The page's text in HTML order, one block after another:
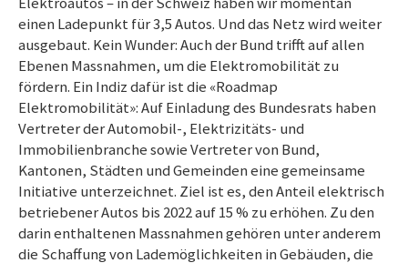
einen Ladepunkt für 3,5 Autos. Und das Netz wird weiter
ausgebaut. Kein Wunder: Auch der Bund trifft auf allen
Ebenen Massnahmen, um die Elektromobilität zu
fördern. Ein Indiz dafür ist die «Roadmap
Elektromobilität»: Auf Einladung des Bundesrats haben
Vertreter der Automobil-, Elektrizitäts- und
Immobilienbranche sowie Vertreter von Bund,
Kantonen, Städten und Gemeinden eine gemeinsame
Initiative unterzeichnet. Ziel ist es, den Anteil elektrisch
betriebener Autos bis 2022 auf 15 % zu erhöhen. Zu den
darin enthaltenen Massnahmen gehören unter anderem
die Schaffung von Lademöglichkeiten in Gebäuden, die